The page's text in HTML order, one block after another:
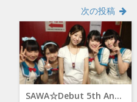
次の投稿
SAWA☆Debut 5th Anniversary バシバシ!!ワイワイ!!SAWAのカム着火祭